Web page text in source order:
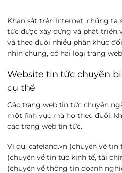
Khảo sát trên Internet, chúng ta
tức được xây dựng và phát triển
và theo đuổi nhiều phân khúc
nhìn chung, có hai loại trang
Website tin tức chuyên
cụ thể
Các trang web tin tức chuyên
một lĩnh vực mà họ theo đuổi,
các trang web tin tức.
Ví dụ: cafeland.vn (chuyên về tin
(chuyên về tin tức kinh tế, tài
(chuyên về thông tin doanh